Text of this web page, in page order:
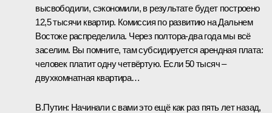
высвободили, сэкономили, в результате будет построено
12,5 тысячи квартир. Комиссия по развитию на Дальнем
Востоке распределила. Через полтора-два года мы всё
заселим. Вы помните, там субсидируется арендная плата:
человек платит одну четвёртую. Если 50 тысяч –
двухкомнатная квартира…
В.Путин: Начинали с вами это ещё как раз пять лет назад,